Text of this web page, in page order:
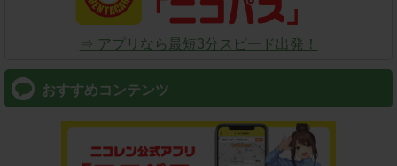
⇒ アプリなら最短3分スピード出発！
おすすめコンテンツ